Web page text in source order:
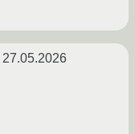
27.05.2026